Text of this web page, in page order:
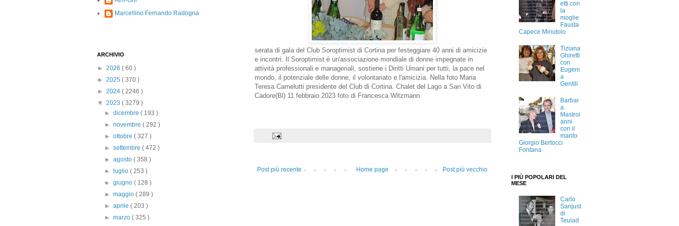
serata di gala del Club Soroptimist di Cortina per festeggiare 40 anni di amicizie
e incontri. Il Soroptimist è un'associazione mondiale di donne impegnate in
attività professionali e manageriali, sostiene i Diritti Umani per tutti, la pace nel
mondo, il potenziale delle donne, il volontariato e l'amicizia. Nella foto Maria
Teresa Carnelutti presidente del Club di Cortina. Chalet del Lago a San Vito di
Cadore(Bl) 11 febbraio 2023 foto di Francesca Witzmann
Post più recente Post più vecchio
Home page
Marcellino Fernando Radogna
ARCHIVIO
► 2026 ( 60 )
► 2025 ( 370 )
► 2024 ( 2246 )
▼ 2023 ( 3279 )
►dicembre( 193 )
►novembre( 292 )
►ottobre( 327 )
►settembre( 472 )
►agosto( 358 )
►
luglio( 253 )
►giugno( 128 )
►maggio( 289 )
►aprile( 203 )
►marzo( 325 )
etti con
la
moglie
Fausta
Capece Minutolo
Tiziana
Ghiretti
con
Eugeni
a
Gentili
Barbar
a
Mastroi
anni
con il
marito
Giorgio Bertocci
Fontana
I PIÙ POPOLARI DEL
MESE
Carlo
Sanjust
di
Teulad